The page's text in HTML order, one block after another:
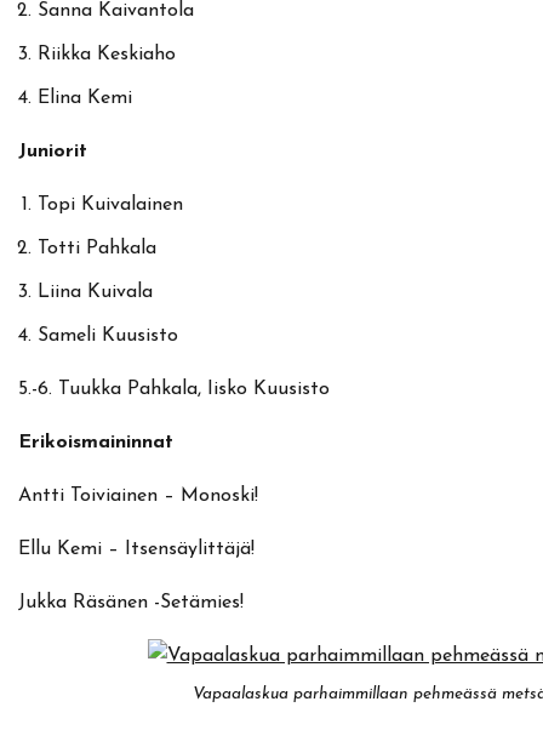
Sanna Kaivantola
Riikka Keskiaho
Elina Kemi
Juniorit
Topi Kuivalainen
Totti Pahkala
Liina Kuivala
Sameli Kuusisto
5.-6. Tuukka Pahkala, Iisko Kuusisto
Erikoismaininnat
Antti Toiviainen – Monoski!
Ellu Kemi – Itsensäylittäjä!
Jukka Räsänen -Setämies!
Vapaalaskua parhaimmillaan pehmeässä